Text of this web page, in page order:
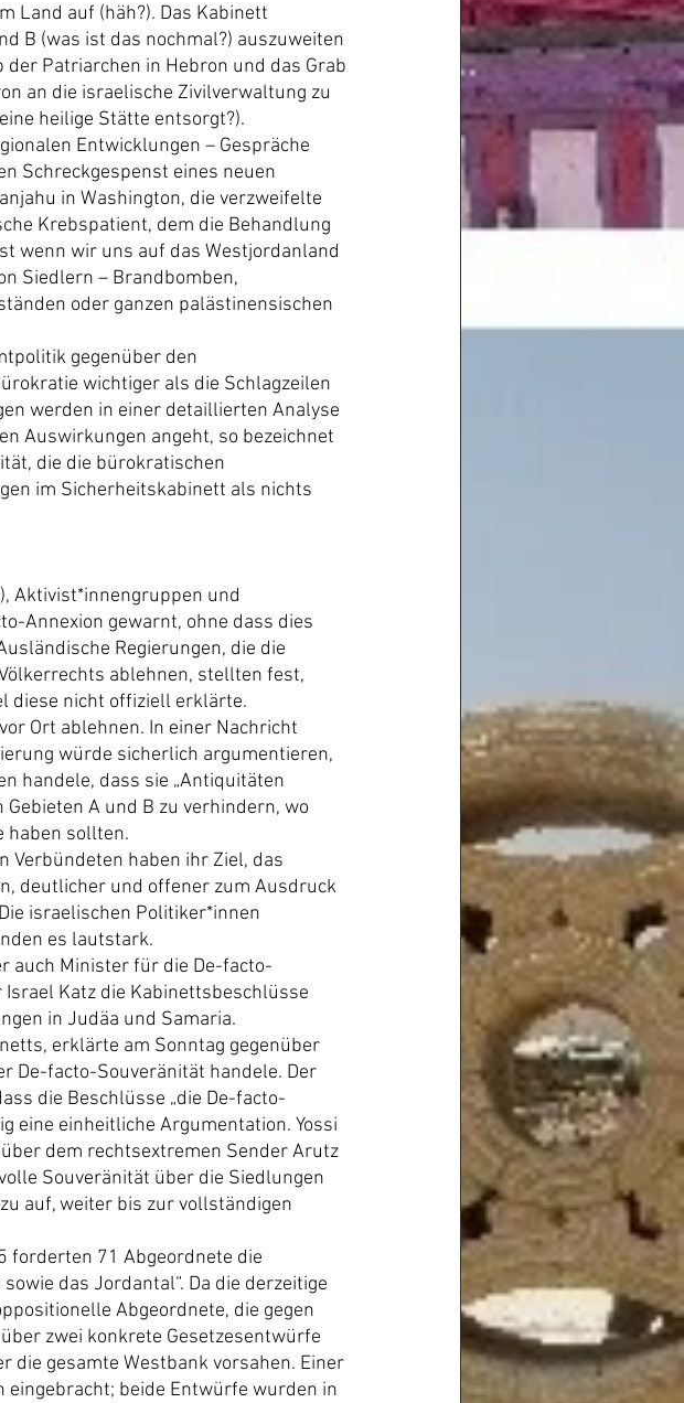
Land auf (häh?). Das Kabinett
B (was ist das nochmal?) auszuweiten
Patriarchen in Hebron und das Grab
an die israelische Zivilverwaltung zu
heilige Stätte entsorgt?).
Entwicklungen – Gespräche
Schreckgespenst eines neuen
in Washington, die verzweifelte
Krebspatient, dem die Behandlung
wenn wir uns auf das Westjordanland
Siedlern – Brandbomben,
oder ganzen palästinensischen
gegenüber den
wichtiger als die Schlagzeilen
werden in einer detaillierten Analyse
Auswirkungen angeht, so bezeichnet
die die bürokratischen
im Sicherheitskabinett als nichts
Aktivist*innengruppen und
Annexion gewarnt, ohne dass dies
Regierungen, die die
ablehnen, stellten fest,
diese nicht offiziell erklärte.
Ort ablehnen. In einer Nachricht
würde sicherlich argumentieren,
handele, dass sie „Antiquitäten
Gebieten A und B zu verhindern, wo
haben sollten.
Verbündeten haben ihr Ziel, das
deutlicher und offener zum Ausdruck
israelischen Politiker*innen
es lautstark.
auch Minister für die De-facto-
Katz die Kabinettsbeschlüsse
in Judäa und Samaria.
erklärte am Sonntag gegenüber
De-facto-Souveränität handele. Der
die Beschlüsse „die De-facto-
eine einheitliche Argumentation. Yossi
dem rechtsextremen Sender Arutz
Souveränität über die Siedlungen
auf, weiter bis zur vollständigen
forderten 71 Abgeordnete die
das Jordantal“. Da die derzeitige
Abgeordnete, die gegen
zwei konkrete Gesetzesentwürfe
die gesamte Westbank vorsahen. Einer
eingebracht; beide Entwürfe wurden in